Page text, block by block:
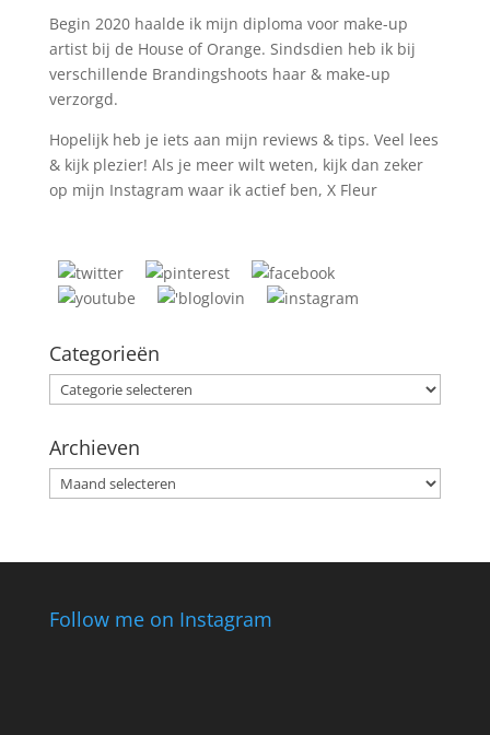
Begin 2020 haalde ik mijn diploma voor make-up
artist bij de House of Orange. Sindsdien heb ik bij
verschillende Brandingshoots haar & make-up
verzorgd.
Hopelijk heb je iets aan mijn reviews & tips. Veel lees
& kijk plezier! Als je meer wilt weten, kijk dan zeker
op mijn Instagram waar ik actief ben, X Fleur
Categorieën
Categorieën
Archieven
Archieven
Follow me on Instagram